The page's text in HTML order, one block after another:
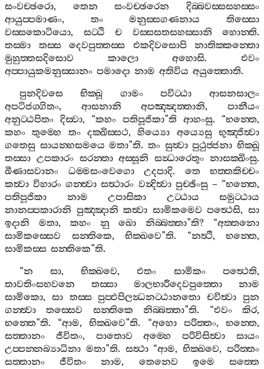
සංවච‍්ඡරො, තෙන සංවච‍්ඡරෙන
දිබ‍්බවස‍්සසහස‍්සං
ආයුප‍්පමාණං, තං මනුස‍්සගණනාය
තිස‍්සො
වස‍්සකොටියො, සට‍්ඨි ච වස‍්සසතසහස‍්සානි හොන‍්ති.
තස‍්මා
තස‍්ස දෙවපුත‍්තස‍්ස එකදිවසොපි
නාතික‍්කන‍්තො
මුහුත‍්තසදිසොව
කාලො අහොසි.එවං
අප‍්පායුකමනුස‍්සානං පමාදො නාම අතිවිය අයුත‍්තොති.
පුනදිවසෙ
භික‍්ඛූ ගාමං පවිට‍්ඨා
ආසනසාලං
අපටිජග‍්ගිතං, ආසනානි අපඤ‍්ඤත‍්තානි,පානීයං
අනුට‍්ඨපිතං දිස‍්වා, “කහං පතිපූජිකා”ති ආහංසු. “භන‍්තෙ,
කහං තුම‍්හෙ තං දක‍්ඛිස‍්සථ,හිය්‍යො අය්‍යෙසු භුඤ‍්ජිත්‍වා
ගතෙසු සායන‍්හසමයෙ මතා”ති.තං සුත්‍වා පුථුජ‍්ජනා භික‍්ඛූ
තස‍්සා උපකාරං සරන‍්තා අස‍්සූනි සන්‍ධාරෙතුං නාසක‍්ඛිංසු.
ඛීණාසවානං
ධම‍්මසංවෙගො උදපාදි. තෙ
භත‍්තකිච‍්චං
කත්‍වා විහාරං ගන‍්ත්‍වා සත්‍ථාරං වන්‍දිත්‍වා පුච‍්ඡිංසු– “භන‍්තෙ,
පතිපූජිකා
නාම උපාසිකා උට‍්ඨාය
සමුට‍්ඨාය
නානප‍්පකාරානි පුඤ‍්ඤානි කත්‍වා සාමිකමෙව පත්‍ථෙසි,සා
ඉදානි
මතා, කහං නු ඛො නිබ‍්බත‍්තා”ති? “අත‍්තනො
සාමිකස‍්සෙව
සන‍්තිකෙ, භික‍්ඛවෙ”ති. “නත්‍ථි, භන‍්තෙ,
සාමිකස‍්ස සන‍්තිකෙ”ති.
“න සා,භික‍්ඛවෙ,එතං සාමිකං පත්‍ථෙති,
තාවතිංසභවනෙ
තස‍්සා මාලභාරීදෙවපුත‍්තො
නාම
සාමිකො, සා තස‍්ස පුප‍්ඵපිලන්‍ධනට‍්ඨානතො චවිත්‍වා පුන
ගන‍්ත්‍වා
තස‍්සෙව සන‍්තිකෙ නිබ‍්බත‍්තා”ති. “එවං කිර,
භන‍්තෙ”ති. “ආම,භික‍්ඛවෙ”ති. “අහො පරිත‍්තං,භන‍්තෙ,
සත‍්තානං
ජීවිතං, පාතොව අම‍්හෙ පරිවිසිත්‍වා
සායං
උප‍්පන‍්නබ්‍යාධිනා මතා”ති. සත්‍ථා“ආම,භික‍්ඛවෙ,පරිත‍්තං
සත‍්තානං
ජීවිතං නාම, තෙනෙව ඉමෙ
සත‍්තෙ